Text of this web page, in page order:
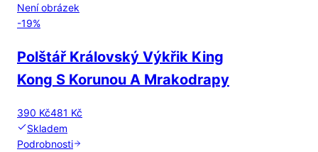
Není obrázek
-19%
Polštář Královský Výkřik King
Kong S Korunou A Mrakodrapy
390 Kč481 Kč
Skladem
Podrobnosti